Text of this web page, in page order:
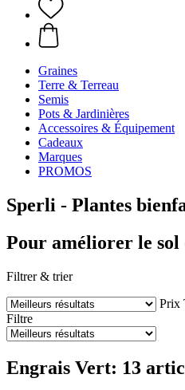
Graines
Terre & Terreau
Semis
Pots & Jardinières
Accessoires & Équipement
Cadeaux
Marques
PROMOS
Sperli - Plantes
Pour améliorer le
Filtrer & trier
Prix
Filtre
Engrais Vert: 13